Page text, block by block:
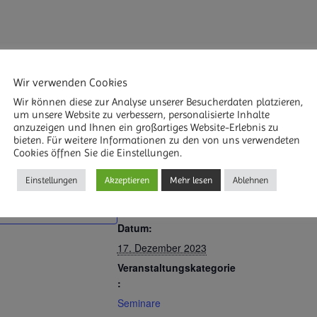
wir unsere Weihnachtsvorbereitung vertiefen: Wir
Sonder-Weihnachtsskripte (aus dem Jahr
und tieferen Zugang zu den Themen der
die das junge Jesuskind immer wieder
auf dem Weg zu Gott.
HINZUFÜGEN
Datum:
17. Dezember 2023
Veranstaltungskategorie
:
Seminare
Wir verwenden Cookies
Wir können diese zur Analyse unserer Besucherdaten platzieren,
um unsere Website zu verbessern, personalisierte Inhalte
anzuzeigen und Ihnen ein großartiges Website-Erlebnis zu
bieten. Für weitere Informationen zu den von uns verwendeten
Cookies öffnen Sie die Einstellungen.
Einstellungen Akzeptieren Mehr lesen Ablehnen